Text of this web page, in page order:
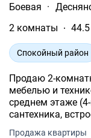
Боевая ·
2 комнаты
Спокойный район
Продаю 2-
мебелью и
среднем этаже
сантехника,
и новой
Продажа квартиры